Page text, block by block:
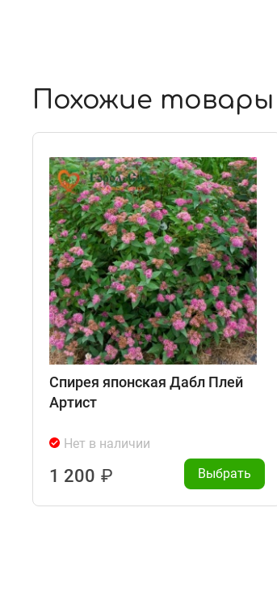
Похожие товары
Спирея японская Дабл Плей
Артист
Нет в наличии
1 200 ₽ Выбрать